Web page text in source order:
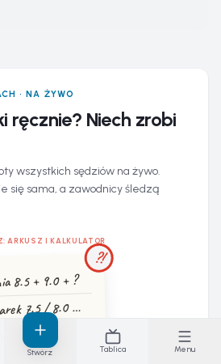
· NA ŻYWO
ręcznie? Niech zrobi
wszystkich sędziów na żywo.
się sama, a zawodnicy śledzą
ARKUSZ I KALKULATOR
8.5 + 9.0 + ?
7.5 / 8.0 …
skrajne?
?!
Stwórz Tablica Menu